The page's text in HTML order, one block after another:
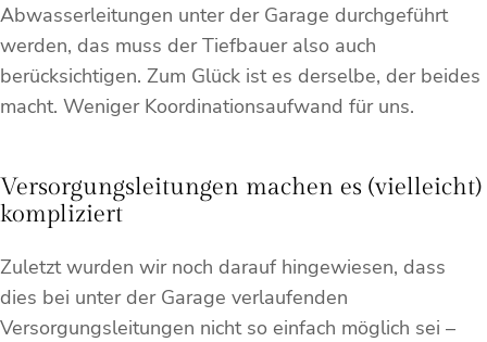
Abwasserleitungen unter der Garage durchgeführt
werden, das muss der Tiefbauer also auch
berücksichtigen. Zum Glück ist es derselbe, der beides
macht. Weniger Koordinationsaufwand für uns.
Versorgungsleitungen machen es (vielleicht)
kompliziert
Zuletzt wurden wir noch darauf hingewiesen, dass
dies bei unter der Garage verlaufenden
Versorgungsleitungen nicht so einfach möglich sei –